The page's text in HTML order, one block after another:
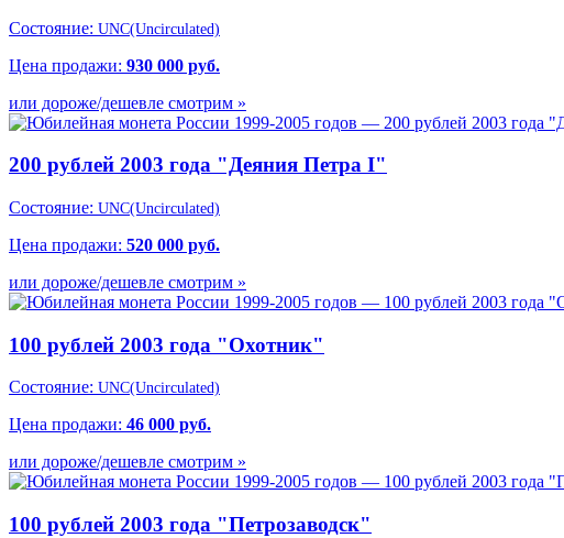
Состояние: UNC(Uncirculated)
Цена продажи: 930 000 руб.
или дороже/дешевле смотрим »
200 рублей 2003 года "Деяния Петра I"
Состояние: UNC(Uncirculated)
Цена продажи: 520 000 руб.
или дороже/дешевле смотрим »
100 рублей 2003 года "Охотник"
Состояние: UNC(Uncirculated)
Цена продажи: 46 000 руб.
или дороже/дешевле смотрим »
100 рублей 2003 года "Петрозаводск"